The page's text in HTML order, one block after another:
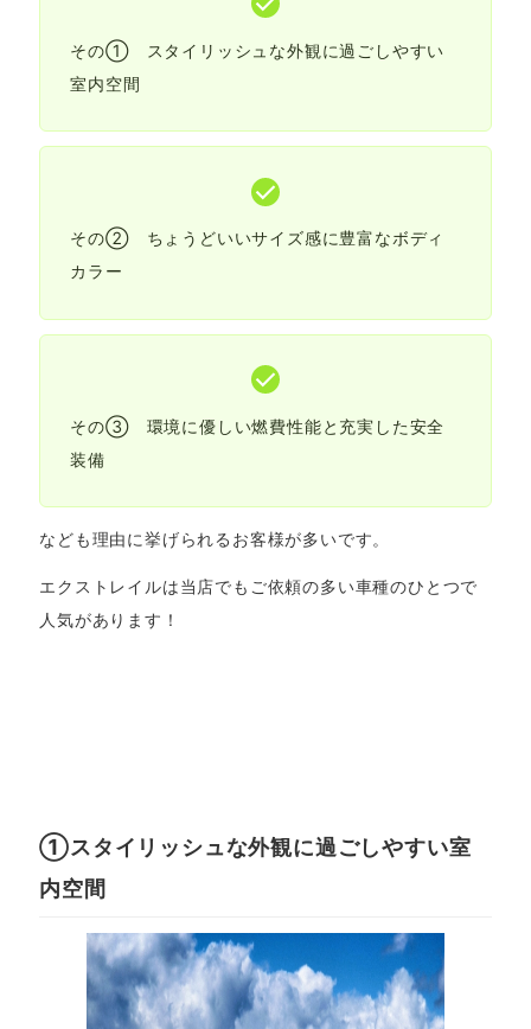
その① スタイリッシュな外観に過ごしやすい
室内空間
その② ちょうどいいサイズ感に豊富なボディ
カラー
その③ 環境に優しい燃費性能と充実した安全
装備
なども理由に挙げられるお客様が多いです。
エクストレイルは当店でもご依頼の多い車種のひとつで
人気があります！
①スタイリッシュな外観に過ごしやすい室
内空間